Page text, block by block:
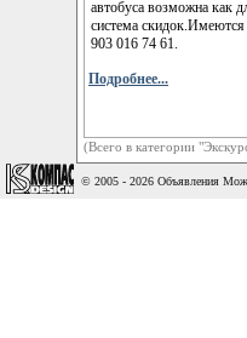
автобуса возможна как
система скидок.Имеются
903 016 74 61.
Подробнее...
(Всего в категории
© 2005 - 2026 Объявления